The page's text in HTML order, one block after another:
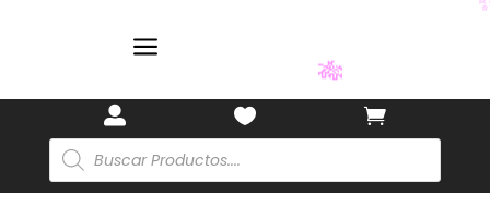
a
 

Búsqueda
de
productos
🎋